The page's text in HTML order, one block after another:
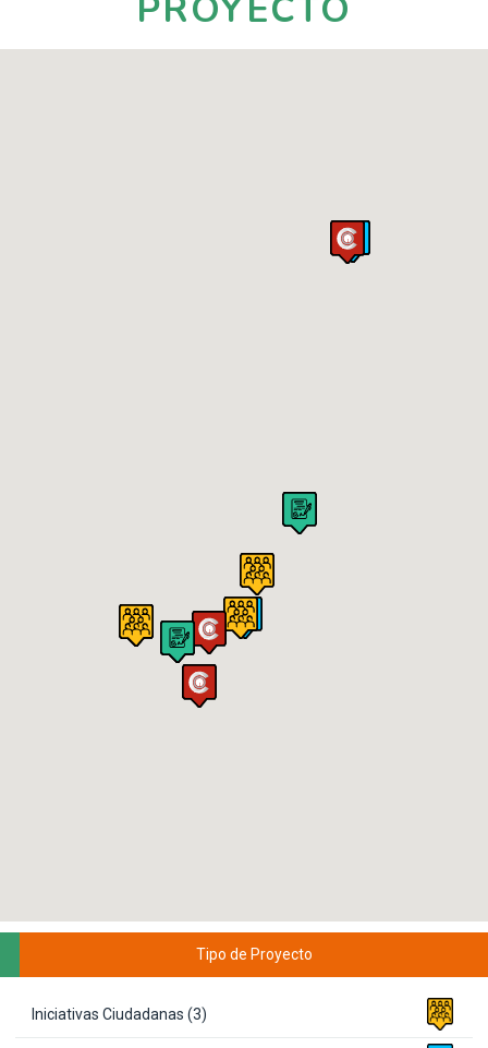
Tipo de Proyecto
Iniciativas Ciudadanas (3)